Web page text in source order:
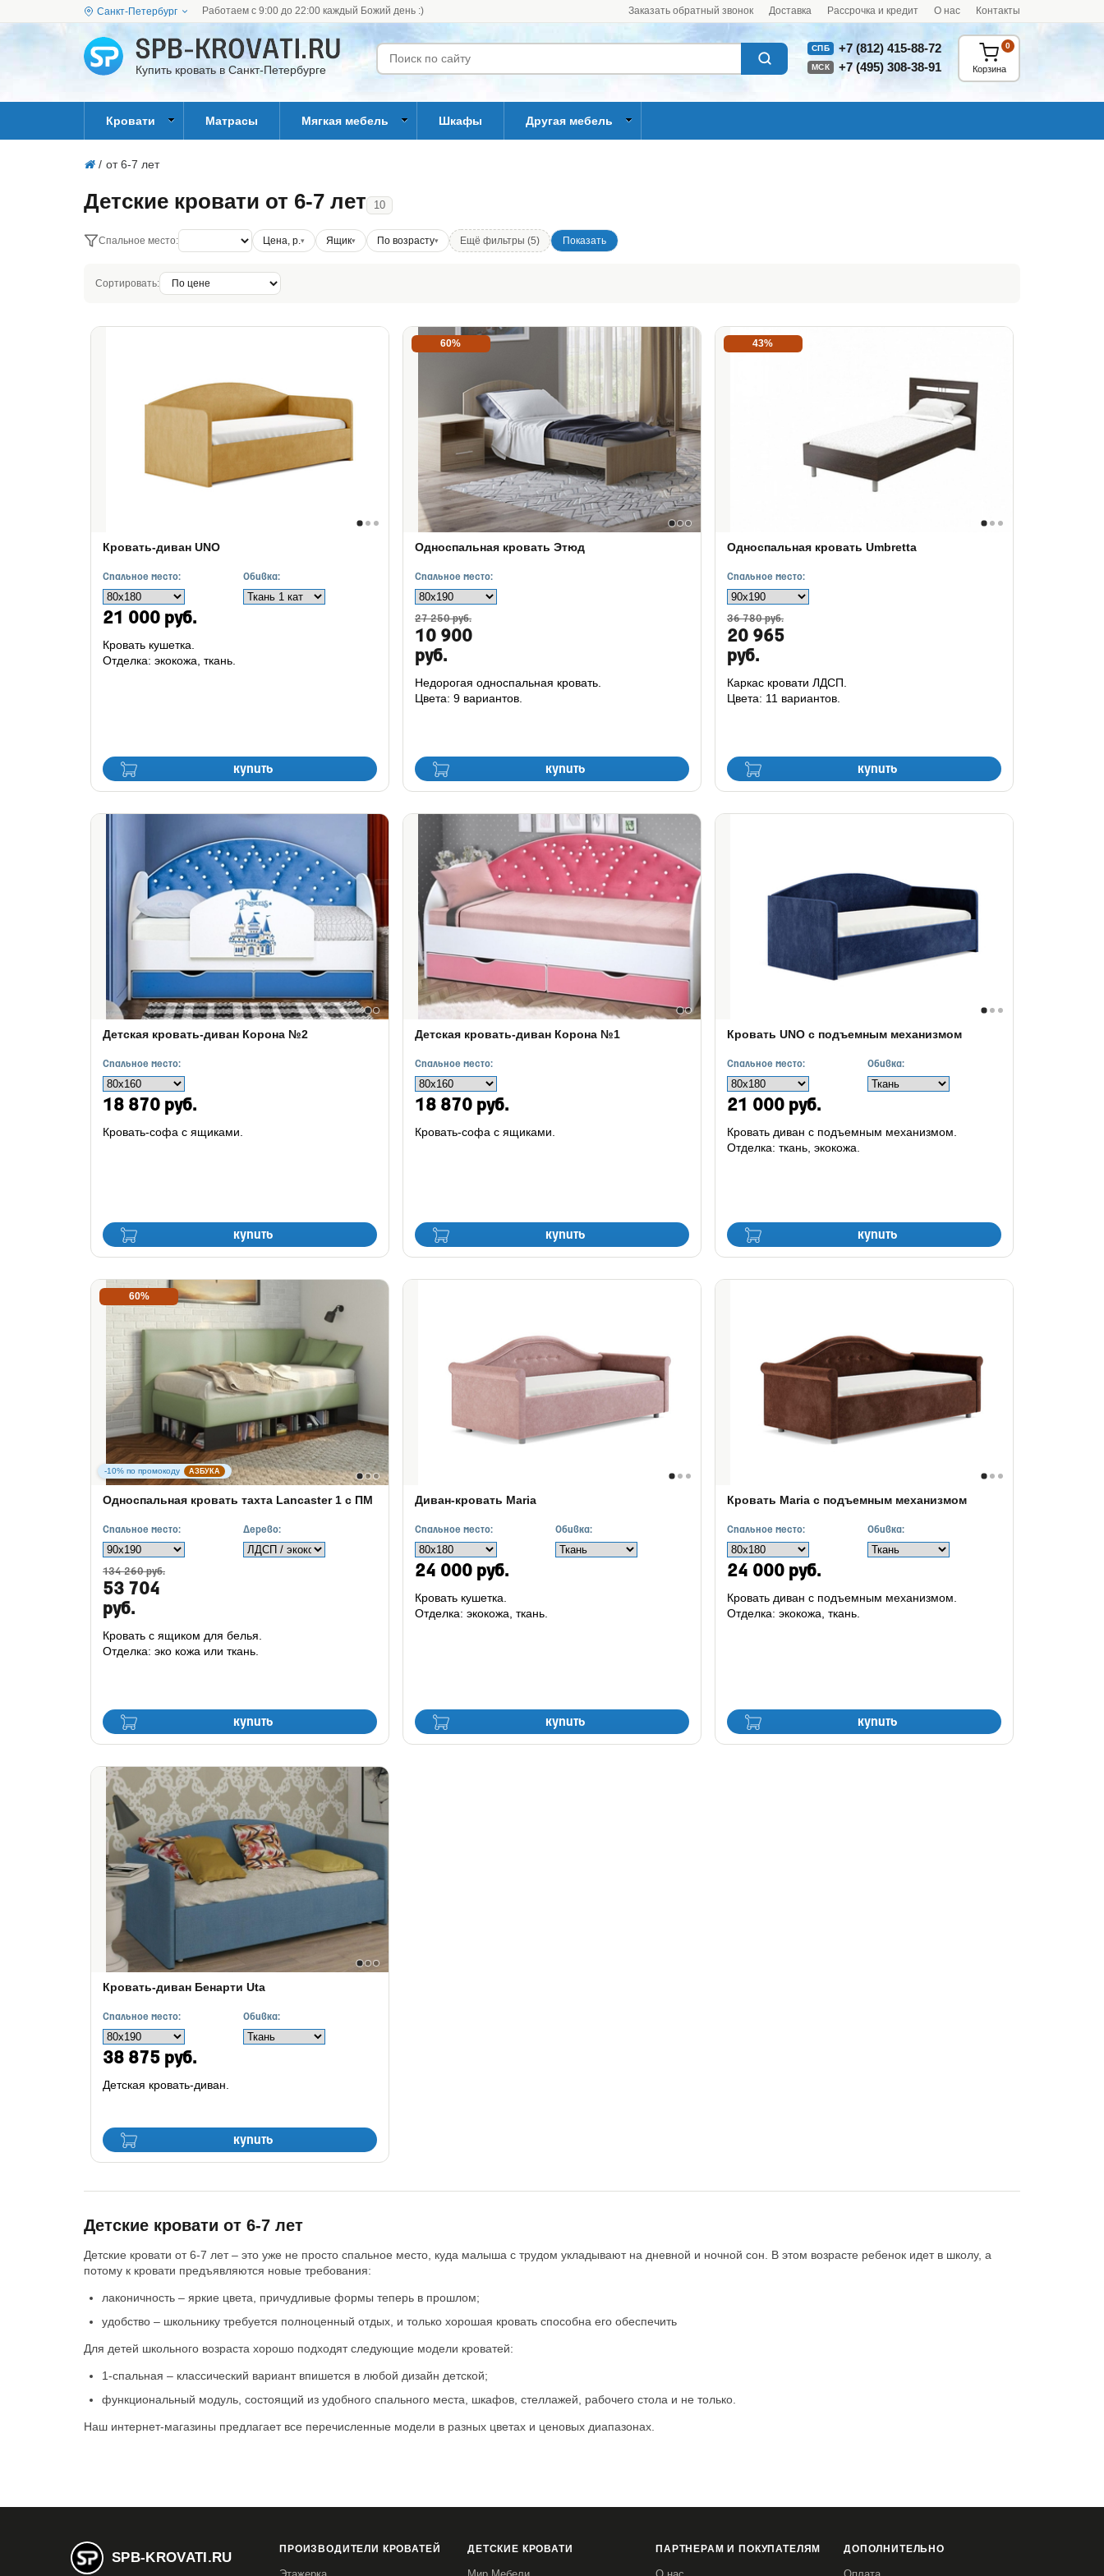
Санкт-Петербург Работаем с 9:00 до 22:00 каждый Божий день :) Заказать обратный звонок Доставка Рассрочка и кредит О нас Контакты
Купить кровать в Санкт-Петербурге
СПБ +7 (812) 415-88-72
МСК +7 (495) 308-38-91 Корзина
0
Кровати Матрасы Мягкая мебель Шкафы Другая мебель
/ от 6-7 лет
Детские кровати от 6-7 лет 10
Спальное место: Цена, р. Ящик По возрасту Ещё фильтры (5)
Сортировать:
Кровать-диван UNO
Спальное место: Обивка:
21 000 руб.
купить
Кровать кушетка.
Отделка: экокожа, ткань.
60%
Односпальная кровать Этюд
Спальное место:
27 250 руб.
10 900
руб.
купить
Недорогая односпальная кровать.
Цвета: 9 вариантов.
43%
Односпальная кровать Umbretta
Спальное место:
36 780 руб.
20 965
руб.
купить
Каркас кровати ЛДСП.
Цвета: 11 вариантов.
Детская кровать-диван Корона №2
Спальное место:
18 870 руб.
купить
Кровать-софа с ящиками.
Детская кровать-диван Корона №1
Спальное место:
18 870 руб.
купить
Кровать-софа с ящиками.
Кровать UNO с подъемным механизмом
Спальное место: Обивка:
21 000 руб.
купить
Кровать диван с подъемным механизмом.
Отделка: ткань, экокожа.
-10% по промокоду АЗБУКА
60%
Односпальная кровать тахта Lancaster 1 с ПМ
Спальное место: Дерево:
134 260 руб.
53 704
руб.
купить
Кровать с ящиком для белья.
Отделка: эко кожа или ткань.
Диван-кровать Maria
Спальное место: Обивка:
24 000 руб.
купить
Кровать кушетка.
Отделка: экокожа, ткань.
Кровать Maria с подъемным механизмом
Спальное место: Обивка:
24 000 руб.
купить
Кровать диван с подъемным механизмом.
Отделка: экокожа, ткань.
Кровать-диван Бенарти Uta
Спальное место: Обивка:
38 875 руб.
купить
Детская кровать-диван.
Детские кровати от 6-7 лет
Детские кровати от 6-7 лет – это уже не просто спальное место, куда малыша с трудом укладывают на дневной и ночной сон. В этом возрасте ребенок идет в школу, а
потому к кровати предъявляются новые требования:
лаконичность – яркие цвета, причудливые формы теперь в прошлом;
удобство – школьнику требуется полноценный отдых, и только хорошая кровать способна его обеспечить
Для детей школьного возраста хорошо подходят следующие модели кроватей:
1-спальная – классический вариант впишется в любой дизайн детской;
функциональный модуль, состоящий из удобного спального места, шкафов, стеллажей, рабочего стола и не только.
Наш интернет-магазины предлагает все перечисленные модели в разных цветах и ценовых диапазонах.
SPB-KROVATI.RU
ПРОИЗВОДИТЕЛИ КРОВАТЕЙ ДЕТСКИЕ КРОВАТИ ПАРТНЕРАМ И ПОКУПАТЕЛЯМ ДОПОЛНИТЕЛЬНО